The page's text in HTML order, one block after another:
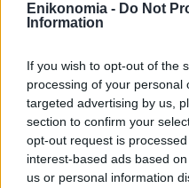
Enikonomia - Do Not
Information
If you wish to opt-out of the
processing of your personal
targeted advertising by us,
section to confirm your
opt-out request is
interest-based ads based
us or personal information